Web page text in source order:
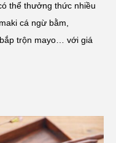
thể thưởng thức nhiều
cá ngừ bằm,
trộn mayo… với giá